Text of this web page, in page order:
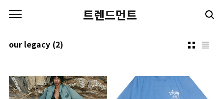
트렌드먼트
our legacy (2)